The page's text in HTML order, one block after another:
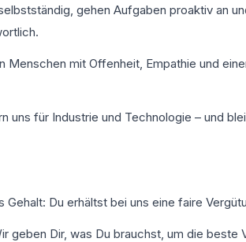
gehen Aufgaben proaktiv an
Menschen mit Offenheit, Empathie und
uns für Industrie und Technologie – und
Gehalt: Du erhältst bei uns eine faire
geben Dir, was Du brauchst, um die beste